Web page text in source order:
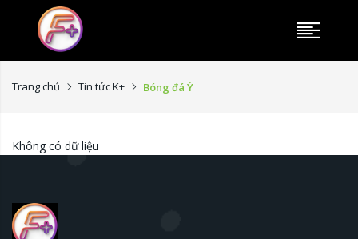
Trang chủ Tin tức K+ Bóng đá Ý
Không có dữ liệu